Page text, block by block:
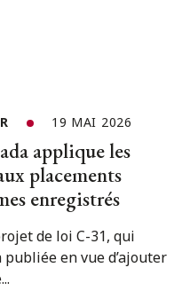
19 MAI 2026
applique les
placements
enregistrés
de loi C-31, qui
en vue d’ajouter